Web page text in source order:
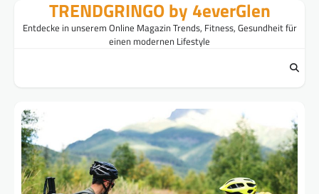
TRENDGRINGO by 4everGlen
Entdecke in unserem Online Magazin Trends, Fitness, Gesundheit für
einen modernen Lifestyle